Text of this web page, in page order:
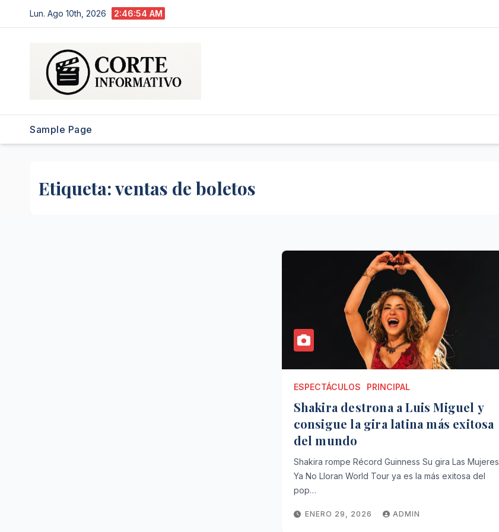
al
Lun. Ago 10th, 2026 2:46:55 AM
Sample Page
Etiqueta:ventas de boletos
ESPECTÁCULOS PRINCIPAL
Shakira destrona a Luis Miguel y
consigue la gira latina más exitosa
del mundo
Shakira rompe Récord Guinness Su gira Las Mujeres
Ya No Lloran World Tour ya es la más exitosa del
pop…
ENERO 29, 2026 ADMIN